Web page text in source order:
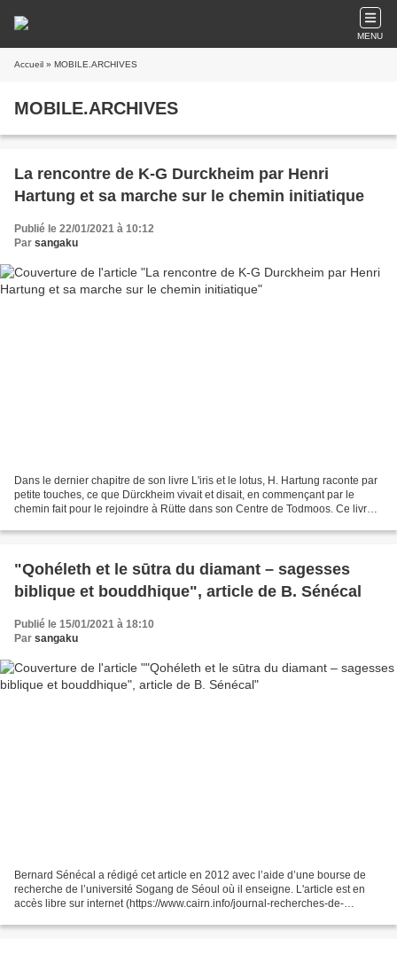
MENU
Accueil » MOBILE.ARCHIVES
MOBILE.ARCHIVES
La rencontre de K-G Durckheim par Henri
Hartung et sa marche sur le chemin initiatique
Publié le 22/01/2021 à 10:12
Par sangaku
Dans le dernier chapitre de son livre L'iris et le lotus, H. Hartung raconte par
petite touches, ce que Dürckheim vivait et disait, en commençant par le
chemin fait pour le rejoindre à Rütte dans son Centre de Todmoos. Ce livre
"Qohéleth et le sūtra du diamant – sagesses
biblique et bouddhique", article de B. Sénécal
Publié le 15/01/2021 à 18:10
Par sangaku
Bernard Sénécal a rédigé cet article en 2012 avec l’aide d’une bourse de
recherche de l’université Sogang de Séoul où il enseigne. L'article est en
accès libre sur internet (https://www.cairn.info/journal-recherches-de-